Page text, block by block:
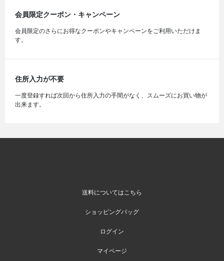
会員限定クーポン・キャンペーン
会員限定のさらにお得なクーポンやキャンペーンをご利用いただけま
す。
住所入力が不要
一度登録すれば次回から住所入力の手間がなく、スムーズにお買い物が
出来ます。
送料についてはこちら
ショッピングバッグ
ログイン
マイページ